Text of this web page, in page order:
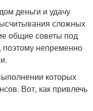
деньги и удачу
сложных
общие советы под
поэтому непременно
которых
Вот, как привлечь